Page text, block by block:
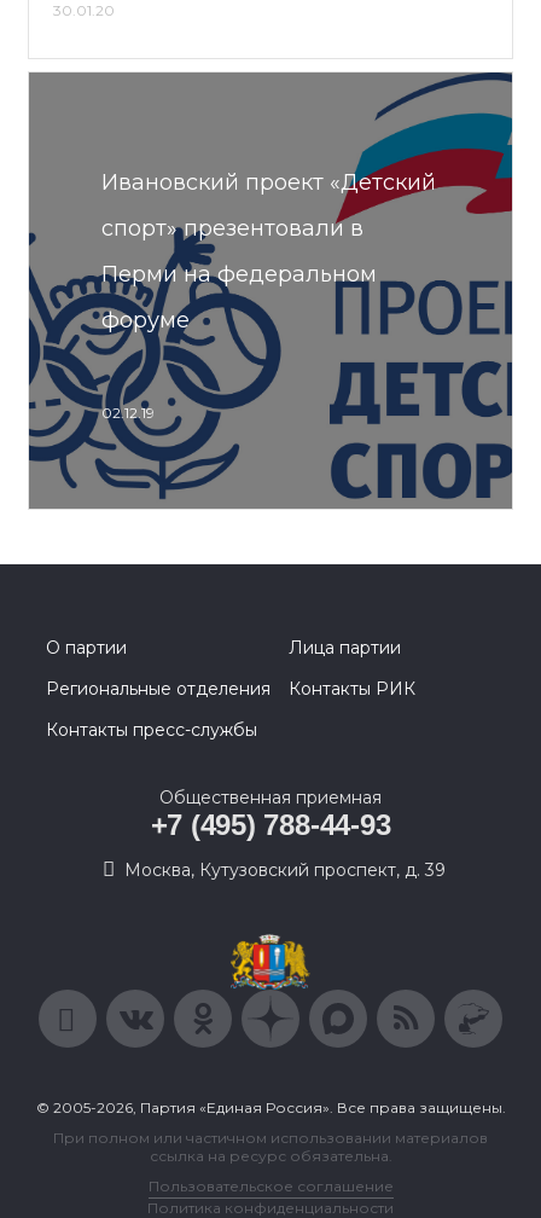
30.01.20
Ивановский проект «Детский
спорт» презентовали в
Перми на федеральном
форуме
02.12.19
О партии
Лица партии
Региональные отделения
Контакты РИК
Контакты пресс-службы
Общественная приемная
+7 (495) 788-44-93
Москва, Кутузовский проспект, д. 39
© 2005-2026, Партия «Единая Россия». Все права защищены.
При полном или частичном использовании материалов
ссылка на ресурс обязательна.
Пользовательское соглашение
Политика конфиденциальности